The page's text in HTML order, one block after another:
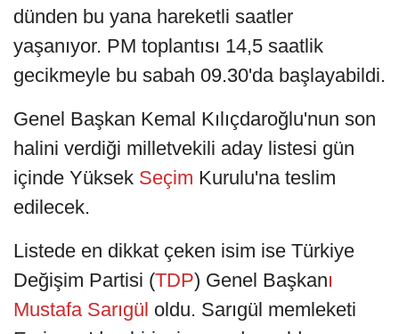
dünden bu yana hareketli saatler
yaşanıyor. PM toplantısı 14,5 saatlik
gecikmeyle bu sabah 09.30'da başlayabildi.
Genel Başkan Kemal Kılıçdaroğlu'nun son
halini verdiği milletvekili aday listesi gün
içinde Yüksek Seçim Kurulu'na teslim
edilecek.
Listede en dikkat çeken isim ise Türkiye
Değişim Partisi (TDP) Genel Başkanı
Mustafa Sarıgül oldu. Sarıgül memleketi